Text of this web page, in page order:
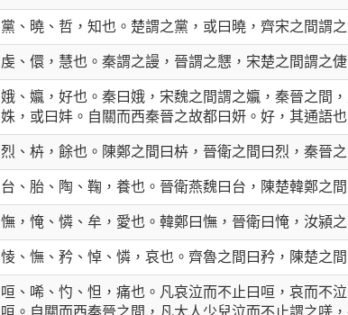
黨、曉、哲，知也。楚謂之黨，或曰曉，齊宋之間謂之
虔、儇，慧也。秦謂之謾，晉謂之㦟，宋楚之間謂之
娥、㜲，好也。秦曰娥，宋魏之間謂之㜲，秦晉之間
姝，或曰妦。自關而西秦晉之故都曰妍。好，其通語也
烈、枿，餘也。陳鄭之間曰枿，晉衛之間曰烈，秦晉
台、胎、陶、鞠，養也。晉衛燕魏曰台，陳楚韓鄭之
憮，㤿、憐、牟，愛也。韓鄭曰憮，晉衛曰㤿，汝潁
㥄、憮、矜、悼、憐，哀也。齊魯之間曰矜，陳楚之
咺、唏、㣿、怛，痛也。凡哀泣而不止曰咺，哀而不
咺。自關而西秦晉之間，凡大人少兒泣而不止謂之唴